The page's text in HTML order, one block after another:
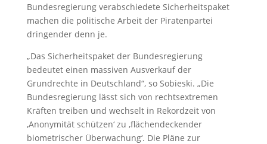
Bundesregierung verabschiedete Sicherheitspaket
machen die politische Arbeit der Piratenpartei
dringender denn je.
„Das Sicherheitspaket der Bundesregierung
bedeutet einen massiven Ausverkauf der
Grundrechte in Deutschland“, so Sobieski. „Die
Bundesregierung lässt sich von rechtsextremen
Kräften treiben und wechselt in Rekordzeit von
‚Anonymität schützen‘ zu ‚flächendeckender
biometrischer Überwachung‘. Die Pläne zur